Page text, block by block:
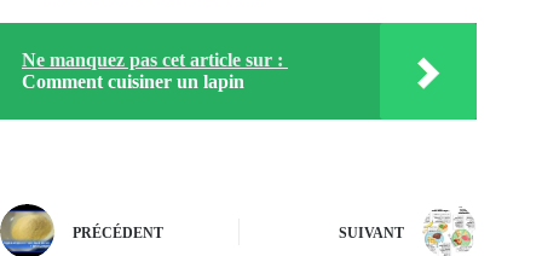
Ne manquez pas cet article sur :
Comment cuisiner un lapin
PRÉCÉDENT SUIVANT